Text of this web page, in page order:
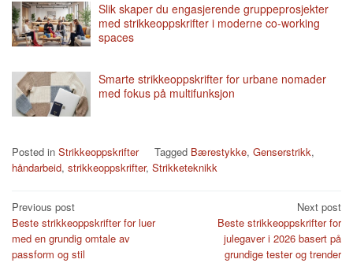
Slik skaper du engasjerende gruppeprosjekter
med strikkeoppskrifter i moderne co-working
spaces
Smarte strikkeoppskrifter for urbane nomader
med fokus på multifunksjon
Posted in Strikkeoppskrifter Tagged Bærestykke, Genserstrikk,
håndarbeid, strikkeoppskrifter, Strikketeknikk
Post
navigation
Previous post
Beste strikkeoppskrifter for luer
med en grundig omtale av
passform og stil
Next post
Beste strikkeoppskrifter for
julegaver i 2026 basert på
grundige tester og trender